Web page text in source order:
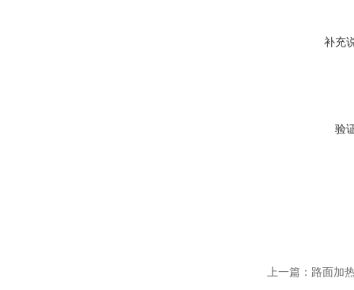
补充
验
上一篇： 路面加